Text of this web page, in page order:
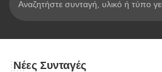
Νέες Συνταγές